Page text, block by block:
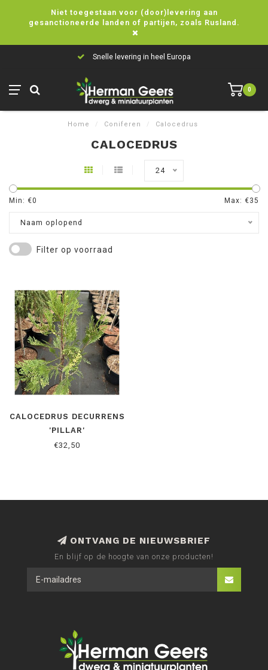
Niet toegestaan voor (door)levering aan
gesanctioneerde landen of partijen, zoals Rusland.
Snelle levering in heel Europa
0
Home / Coniferen / Calocedrus
CALOCEDRUS
24
Min: €0 Max: €35
Naam oplopend
Filter op voorraad
CALOCEDRUS DECURRENS
'PILLAR'
€32,50
ONTVANG DE NIEUWSBRIEF
En blijf op de hoogte van onze producten!